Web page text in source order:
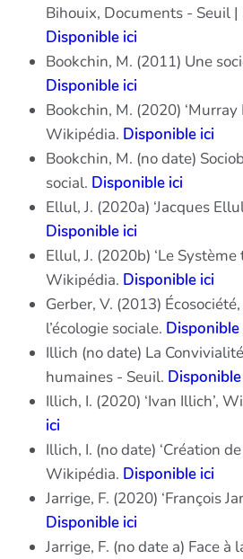
Bihouix, Documents - Seuil |
Disponible ici
Bookchin, M. (2011) Une
Disponible ici
Bookchin, M. (2020) ‘Murray
Wikipédia. Disponible ici
Bookchin, M. (no date)
social. Disponible ici
Ellul, J. (2020a) ‘Jacques
Disponible ici
Ellul, J. (2020b) ‘Le Système
Wikipédia. Disponible ici
Gerber, V. (2013)
l’écologie sociale. Disponible
Illich (no date) La
humaines - Seuil.
Illich, I. (2020) ‘Ivan Illich’,
ici
Illich, I. (no date) ‘Création
Wikipédia. Disponible ici
Jarrige, F. (2020) ‘François
Disponible ici
Jarrige, F. (no date a) Face à